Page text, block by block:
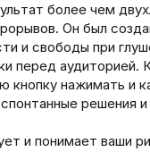
более чем
Он был
и свободы при
перед аудиторией.
кнопку нажимать и
решения
и понимает ваши